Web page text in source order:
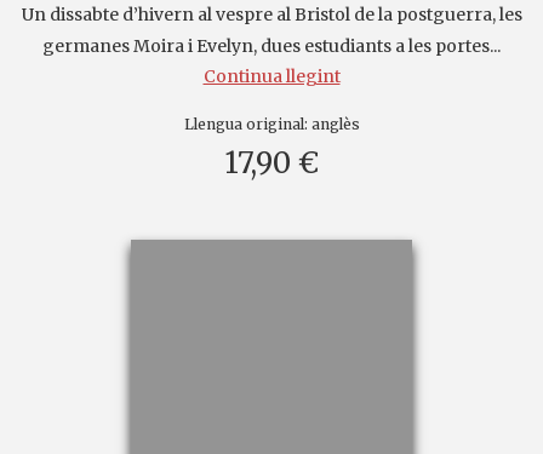
Un dissabte d’hivern al vespre al Bristol de la postguerra, les
germanes Moira i Evelyn, dues estudiants a les portes...
Continua llegint
Llengua original: anglès
17,90 €